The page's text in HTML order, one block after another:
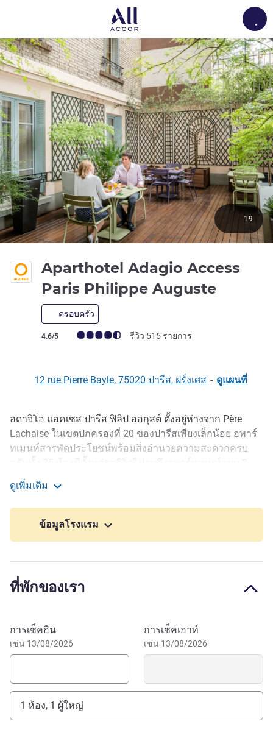
Aparthotel Adagio Access
Paris Philippe Auguste
ครอบครัว
คะแนนความคิดเห็นจากแขก (เรทติ้งบน ALL)
4.6/5 รีวิว 515 รายการ
19
12 rue Pierre Bayle, 75020 ปารีส, ฝรั่งเศส - ดูแผนที่
รายละเอียด
อดาจิโอ แอคเซส ปารีส ฟิลิป ออกุสต์ ตั้งอยู่ห่างจาก Père
Lachaise ในเขตปกครองที่ 20 ของปารีสเพียงเล็กน้อย อพาร์
ทเมนท์สารพัดประโยชน์พร้อมสิ่งอำนวยความสะดวกครบ
ห้อง และอพาร์ทโฮเทลแห่งนี้ยังโดดเด่นด้วยลาน กว้างเขียว
ชอุ่มที่เปี่ยมเสน่ห์ มีสถานีรถไฟใต้ดินอยู่ห่างออกไปไม่เกิน
109 หลา (100 ม.) สำรวจย่านอันมีชีวิตชีวาที่มีแกลเลอรี
ศิลปะ สถานที่จัดคอนเสิร์ต และร้านค้ามากมาย ทั้งหมดนี้ตั้ง
ดูเพิ่มเติม
ข้อมูลโรงแรม
ที่พักของเรา
จองโรงแรมนี้
การเช็คอิน
เช่น 13/08/2026
การเช็คเอาท์
เช่น 13/08/2026
1 ห้อง, 1 ผู้ใหญ่